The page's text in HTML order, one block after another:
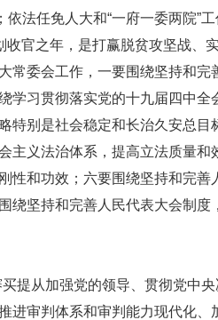
法任免人大和“一府一委两院”
收官之年，是打赢脱贫攻坚战、
常委会工作，一要围绕坚持和完
学习贯彻落实党的十九届四中全
特别是社会稳定和长治久安总目
主义法治体系，提高立法质量和
性和功效；六要围绕坚持和完善
绕坚持和完善人民代表大会制度
提从加强党的领导、贯彻党中
进审判体系和审判能力现代化、